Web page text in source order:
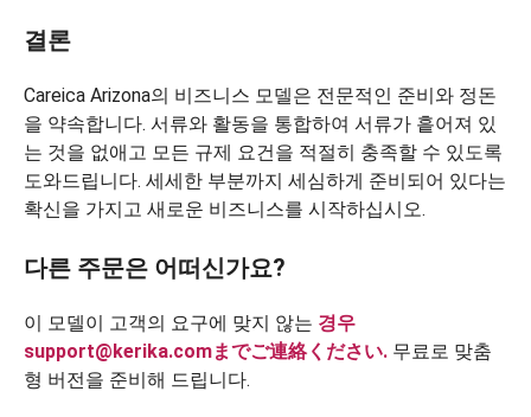
결론
Careica Arizona의 비즈니스 모델은 전문적인 준비와 정돈
을 약속합니다. 서류와 활동을 통합하여 서류가 흩어져 있
는 것을 없애고 모든 규제 요건을 적절히 충족할 수 있도록
도와드립니다. 세세한 부분까지 세심하게 준비되어 있다는
확신을 가지고 새로운 비즈니스를 시작하십시오.
다른 주문은 어떠신가요?
이 모델이 고객의 요구에 맞지 않는 경우
support@kerika.comまでご連絡ください. 무료로 맞춤
형 버전을 준비해 드립니다.